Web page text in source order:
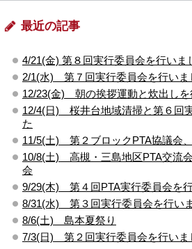
最近の記事
4/21(金) 第８回実行委員会を行いま
2/1(水) 第７回実行委員会を行いま
12/23(金) 朝の挨拶運動と炊出しを
12/4(日) 桜井台地域清掃と第６回
た
11/5(土) 第２ブロックPTA協議会
10/8(土) 高槻・三島地区PTA交流
会
9/29(木) 第４回PTA実行委員会を行
8/31(水) 第３回実行委員会を行いま
8/6(土) 島本夏祭り
7/3(日) 第２回実行委員会を行いま